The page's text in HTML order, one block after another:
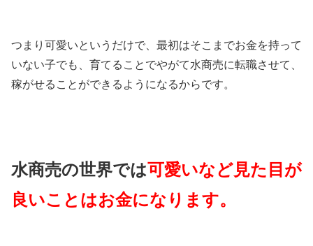
つまり可愛いというだけで、最初はそこまでお金を持って
いない子でも、育てることでやがて水商売に転職させて、
稼がせることができるようになるからです。
水商売の世界では可愛いなど見た目が
良いことはお金になります。